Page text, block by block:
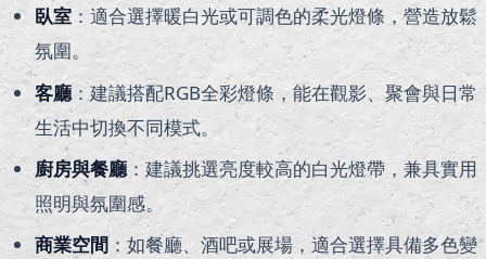
臥室 ：適合選擇暖白光或可調色的柔光燈條，營造放鬆
氛圍。
客廳 ：建議搭配RGB全彩燈條，能在觀影、聚會與日常
生活中切換不同模式。
廚房與餐廳：建議挑選亮度較高的白光燈帶，兼具實用
照明與氛圍感。
商業空間 ：如餐廳、酒吧或展場，適合選擇具備多色變